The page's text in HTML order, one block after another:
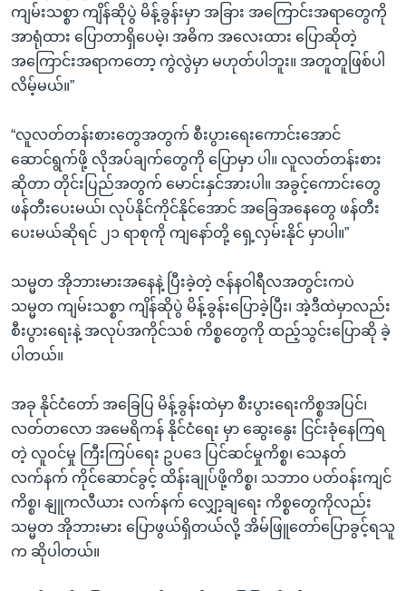
ကျမ်းသစ္စာ ကျိန်ဆိုပွဲ မိန့်ခွန်းမှာ အခြား အကြောင်းအရာတွေကို
အာရုံထား ပြောတာရှိပေမဲ့၊ အဓိက အလေးထား ပြောဆိုတဲ့
အကြောင်းအရာကတော့ ကွဲလွဲမှာ မဟုတ်ပါဘူး။ အတူတူဖြစ်ပါ
လိမ့်မယ်။”
“လူလတ်တန်းစားတွေအတွက် စီးပွားရေးကောင်းအောင်
ဆောင်ရွက်ဖို့ လိုအပ်ချက်တွေကို ပြောမှာ ပါ။ လူလတ်တန်းစား
ဆိုတာ တိုင်းပြည်အတွက် မောင်းနှင်အားပါ။ အခွင့်ကောင်းတွေ
ဖန်တီးပေးမယ်၊ လုပ်နိုင်ကိုင်နိုင်အောင် အခြေအနေတွေ ဖန်တီး
ပေးမယ်ဆိုရင် ၂၁ ရာစုကို ကျနော်တို့ ရှေ့လှမ်းနိုင် မှာပါ။”
သမ္မတ အိုဘားမားအနေနဲ့ ပြီးခဲ့တဲ့ ဇန်နဝါရီလအတွင်းကပဲ
သမ္မတ ကျမ်းသစ္စာ ကျိန်ဆိုပွဲ မိန့်ခွန်းပြောခဲ့ပြီး၊ အဲ့ဒီထဲမှာလည်း
စီးပွားရေးနဲ့ အလုပ်အကိုင်သစ် ကိစ္စတွေကို ထည့်သွင်းပြောဆို ခဲ့
ပါတယ်။
အခု နိုင်ငံတော် အခြေပြ မိန့်ခွန်းထဲမှာ စီးပွားရေးကိစ္စအပြင်၊
လတ်တလော အမေရိကန် နိုင်ငံရေး မှာ ဆွေးနွေး ငြင်းခုံနေကြရ
တဲ့ လူဝင်မှု ကြီးကြပ်ရေး ဥပဒေ ပြင်ဆင်မှုကိစ္စ၊ သေနတ်
လက်နက် ကိုင်ဆောင်ခွင့် ထိန်းချုပ်ဖို့ကိစ္စ၊ သဘာ၀ ပတ်ဝန်းကျင်
ကိစ္စ၊ နျူကလီယား လက်နက် လျှော့ချရေး ကိစ္စတွေကိုလည်း
သမ္မတ အိုဘားမား ပြောဖွယ်ရှိတယ်လို့ အိမ်ဖြူတော်ပြောခွင့်ရသူ
က ဆိုပါတယ်။